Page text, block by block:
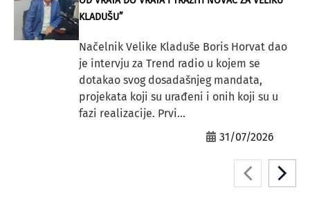
KLADUŠU”
Načelnik Velike Kladuše Boris Horvat dao
je intervju za Trend radio u kojem se
dotakao svog dosadašnjeg mandata,
projekata koji su urađeni i onih koji su u
fazi realizacije. Prvi...
31/07/2026